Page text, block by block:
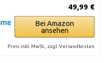
49,99 €
Bei Amazon
ansehen
Preis inkl. MwSt., zzgl. Versandkosten